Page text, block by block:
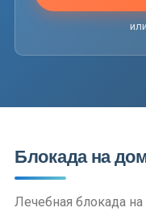
Блокада на
Лечебная блокада